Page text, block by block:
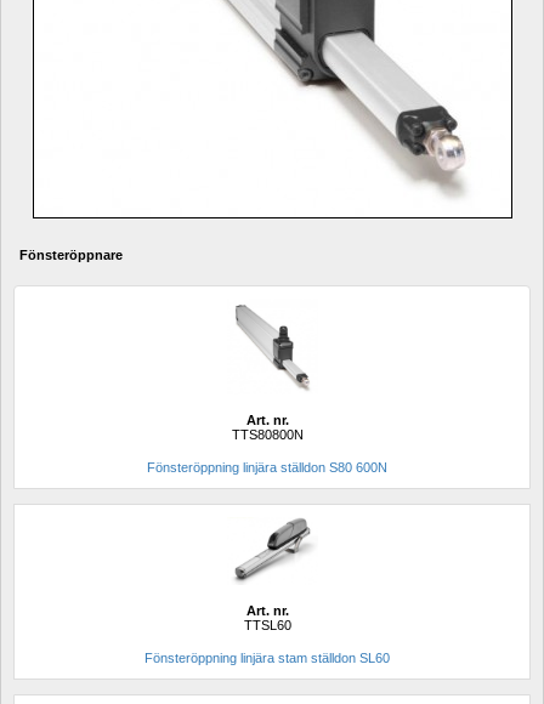
Fönsteröppnare
Art. nr.
TTS80800N
Fönsteröppning linjära ställdon S80 600N
Art. nr.
TTSL60
Fönsteröppning linjära stam ställdon SL60